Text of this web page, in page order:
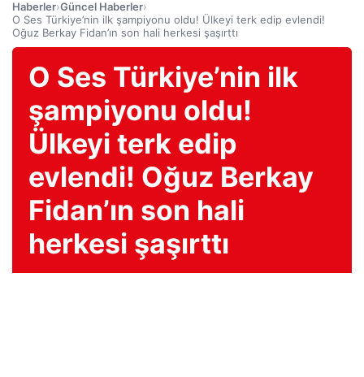
Haberler›Güncel Haberler›
O Ses Türkiye’nin ilk şampiyonu oldu! Ülkeyi terk edip evlendi!
Oğuz Berkay Fidan’ın son hali herkesi şaşırttı
O Ses Türkiye’nin ilk
şampiyonu oldu!
Ülkeyi terk edip
evlendi! Oğuz Berkay
Fidan’ın son hali
herkesi şaşırttı